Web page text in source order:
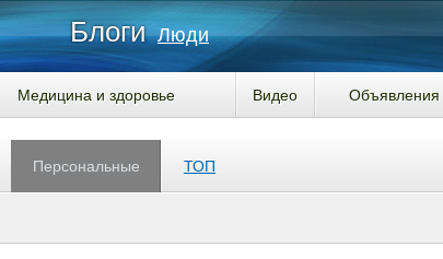
Блоги Люди
Медицина и здоровье Видео Объявления
Персональные ТОП